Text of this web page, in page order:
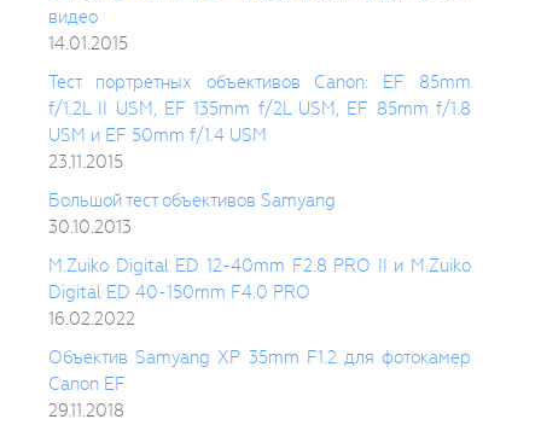
видео
14.01.2015
Тест портретных объективов Canon: EF 85mm
f/1.2L II USM, EF 135mm f/2L USM, EF 85mm f/1.8
USM и EF 50mm f/1.4 USM
23.11.2015
Большой тест объективов Samyang
30.10.2013
M.Zuiko Digital ED 12-40mm F2.8 PRO II и M.Zuiko
Digital ED 40-150mm F4.0 PRO
16.02.2022
Объектив Samyang XP 35mm F1.2 для фотокамер
Canon EF
29.11.2018